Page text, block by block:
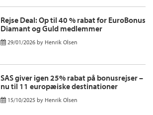
Rejse Deal: Op til 40 % rabat for EuroBonus
Diamant og Guld medlemmer
29/01/2026 by Henrik Olsen
SAS giver igen 25% rabat på bonusrejser –
nu til 11 europæiske destinationer
15/10/2025 by Henrik Olsen